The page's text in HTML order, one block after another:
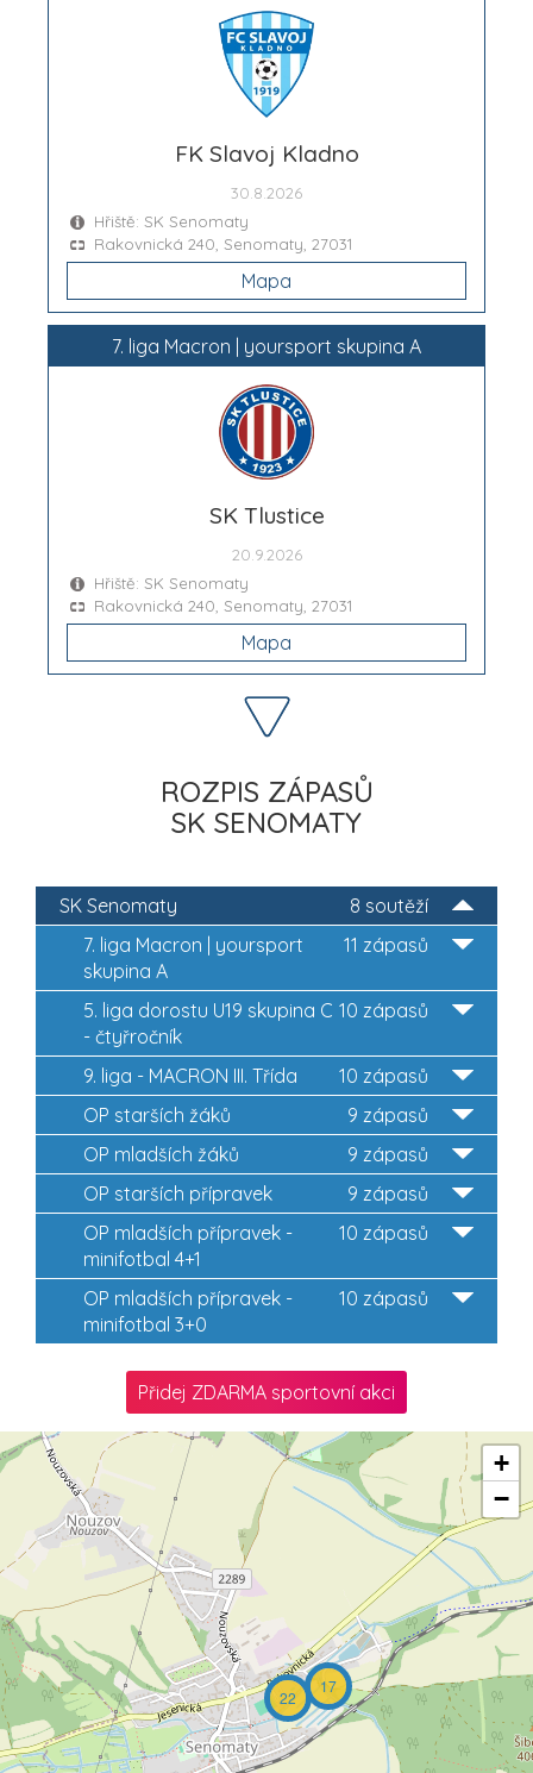
FK Slavoj Kladno
30.8.2026
Hřiště: SK Senomaty
Rakovnická 240, Senomaty, 27031
Mapa
7. liga Macron | yoursport skupina A
SK Tlustice
20.9.2026
Hřiště: SK Senomaty
Rakovnická 240, Senomaty, 27031
Mapa
ROZPIS ZÁPASŮ
SK SENOMATY
8 soutěží
SK Senomaty
11 zápasů
7. liga Macron | yoursport
skupina A
10 zápasů
5. liga dorostu U19 skupina C
- čtyřročník
10 zápasů
9. liga - MACRON III. Třída
9 zápasů
OP starších žáků
9 zápasů
OP mladších žáků
9 zápasů
OP starších přípravek
10 zápasů
OP mladších přípravek -
minifotbal 4+1
10 zápasů
OP mladších přípravek -
minifotbal 3+0
Přidej ZDARMA sportovní akci
17
22
+
−